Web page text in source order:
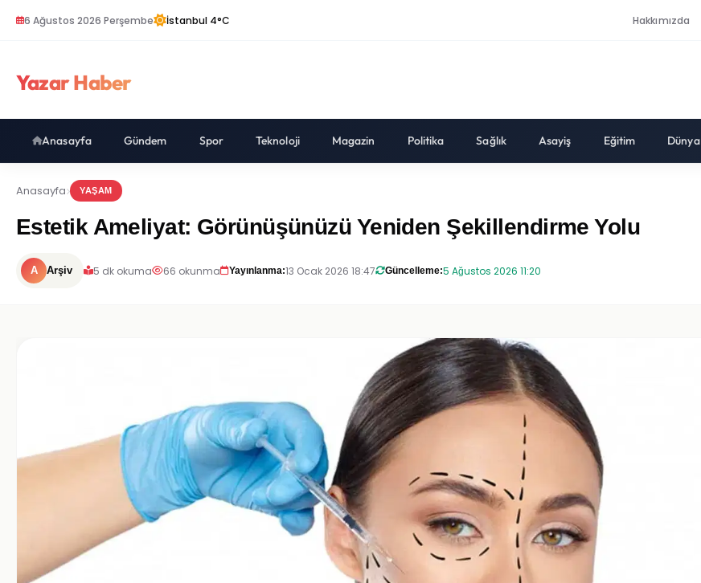
6 Ağustos 2026 Perşembe İstanbul 4°C Hakkımızda
Yazar Haber
Anasayfa Gündem Spor Teknoloji Magazin Politika Sağlık Asayiş Eğitim Dünya
Anasayfa YAŞAM
Estetik Ameliyat: Görünüşünüzü Yeniden Şekillendirme Yolu
A Arşiv 5 dk okuma 66 okunma Yayınlanma:13 Ocak 2026 18:47 Güncelleme:5 Ağustos 2026 11:20